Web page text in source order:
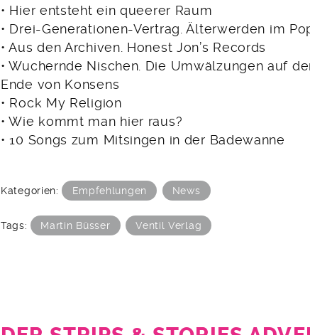
• Hier entsteht ein queerer Raum
• Drei-Generationen-Vertrag. Älterwerden im
• Aus den Archiven. Honest Jon’s Records
• Wuchernde Nischen. Die Umwälzungen auf
Ende von Konsens
• Rock My Religion
• Wie kommt man hier raus?
• 10 Songs zum Mitsingen in der Badewanne
Kategorien: Empfehlungen News
Tags: Martin Büsser Ventil Verlag